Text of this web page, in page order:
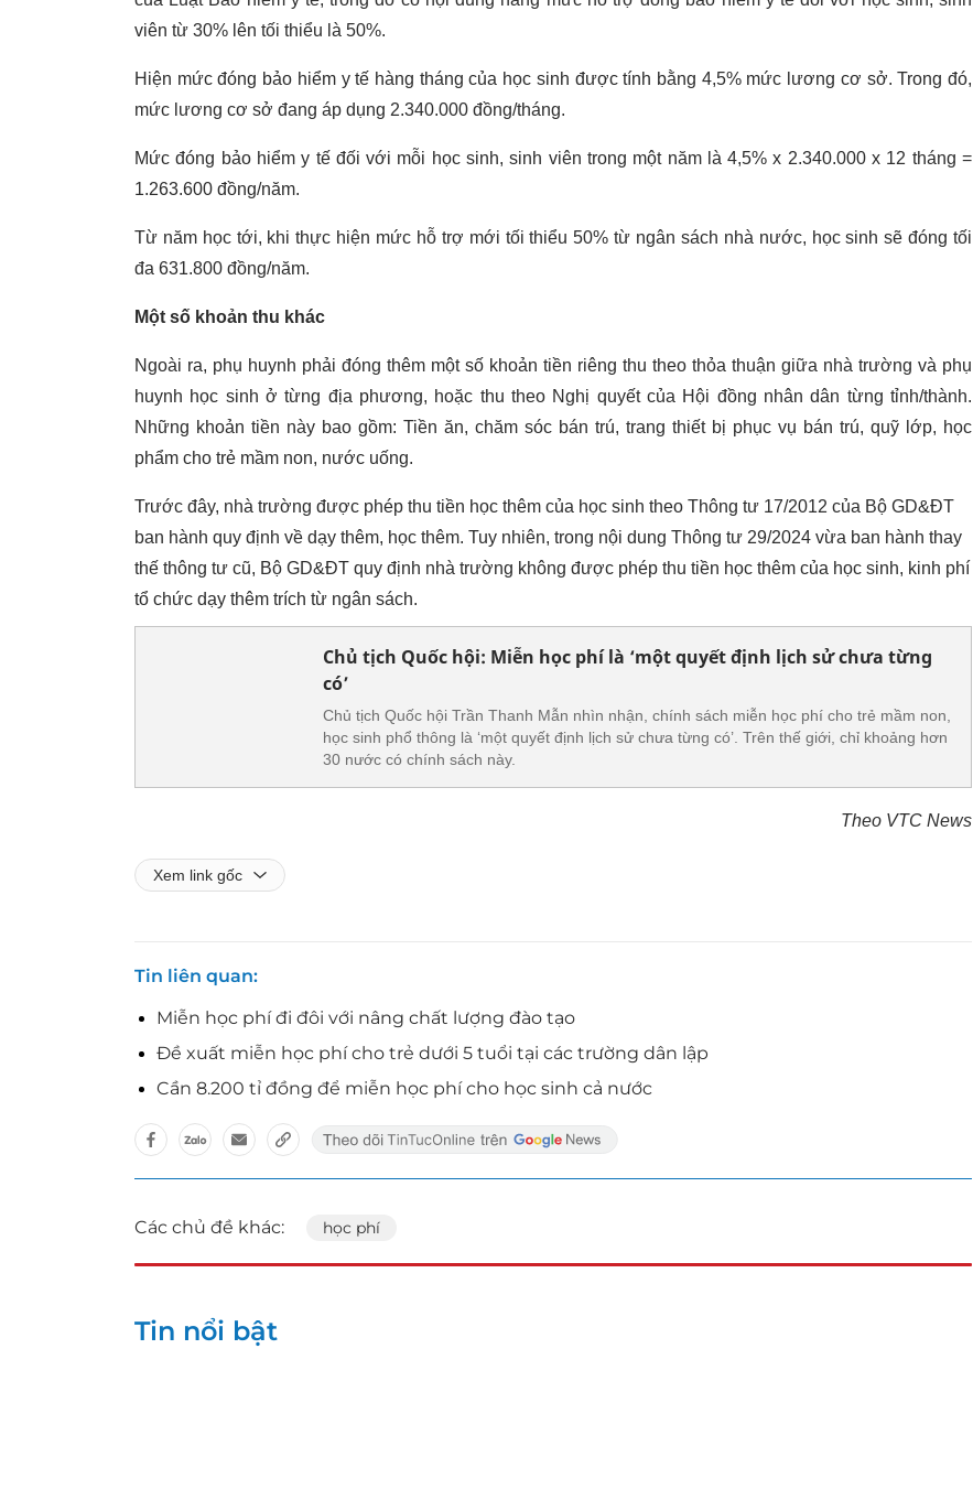
viên từ 30% lên tối thiểu là 50%.
Hiện mức đóng bảo hiểm y tế hàng tháng của học sinh được tính bằng 4,5% mức lương cơ sở. Trong đó,
mức lương cơ sở đang áp dụng 2.340.000 đồng/tháng.
Mức đóng bảo hiểm y tế đối với mỗi học sinh, sinh viên trong một năm là 4,5% x 2.340.000 x 12 tháng =
1.263.600 đồng/năm.
Từ năm học tới, khi thực hiện mức hỗ trợ mới tối thiểu 50% từ ngân sách nhà nước, học sinh sẽ đóng tối
đa 631.800 đồng/năm.
Một số khoản thu khác
Ngoài ra, phụ huynh phải đóng thêm một số khoản tiền riêng thu theo thỏa thuận giữa nhà trường và phụ
huynh học sinh ở từng địa phương, hoặc thu theo Nghị quyết của Hội đồng nhân dân từng tỉnh/thành.
Những khoản tiền này bao gồm: Tiền ăn, chăm sóc bán trú, trang thiết bị phục vụ bán trú, quỹ lớp, học
phẩm cho trẻ mầm non, nước uống.
Trước đây, nhà trường được phép thu tiền học thêm của học sinh theo Thông tư 17/2012 của Bộ GD&ĐT
ban hành quy định về dạy thêm, học thêm. Tuy nhiên, trong nội dung Thông tư 29/2024 vừa ban hành thay
thế thông tư cũ, Bộ GD&ĐT quy định nhà trường không được phép thu tiền học thêm của học sinh, kinh phí
tổ chức dạy thêm trích từ ngân sách.
Chủ tịch Quốc hội: Miễn học phí là ‘một quyết định lịch sử chưa từng
có’
Chủ tịch Quốc hội Trần Thanh Mẫn nhìn nhận, chính sách miễn học phí cho trẻ mầm non,
học sinh phổ thông là ‘một quyết định lịch sử chưa từng có’. Trên thế giới, chỉ khoảng hơn
30 nước có chính sách này.
Theo VTC News
Xem link gốc
Tin liên quan
Miễn học phí đi đôi với nâng chất lượng đào tạo
Đề xuất miễn học phí cho trẻ dưới 5 tuổi tại các trường dân lập
Cần 8.200 tỉ đồng để miễn học phí cho học sinh cả nước
Các chủ đề khác: học phí
Tin nổi bật